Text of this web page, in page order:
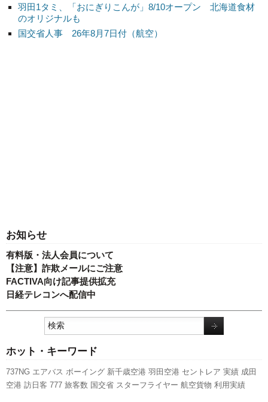
羽田1タミ、「おにぎりこんが」8/10オープン 北海道食材
のオリジナルも
国交省人事 26年8月7日付（航空）
お知らせ
有料版・法人会員について
【注意】詐欺メールにご注意
FACTIVA向け記事提供拡充
日経テレコンへ配信中
ホット・キーワード
737NG エアバス ボーイング 新千歳空港 羽田空港 セントレア 実績 成田
空港 訪日客 777 旅客数 国交省 スターフライヤー 航空貨物 利用実績